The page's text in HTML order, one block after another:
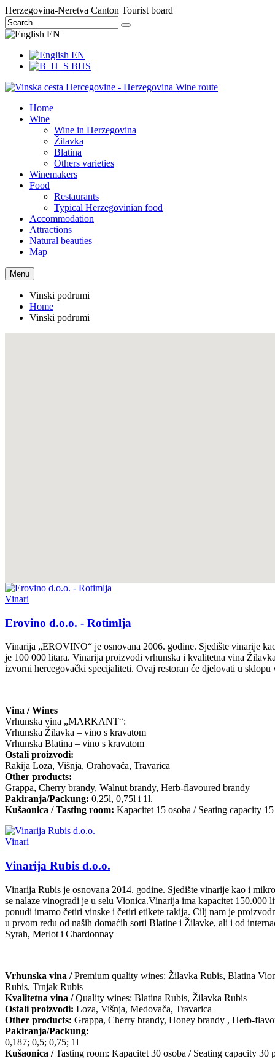
Herzegovina-Neretva Canton Tourist board
EN
EN
BHS
Home
Wine
Wine in Herzegovina
Žilavka
Blatina
Others varieties
Winemakers
Food
Restaurants
Typical Herzegovinian food
Accommodation
Attractions
Natural beauties
Map
Menu
Vinski podrumi
Home
Vinski podrumi
Vinari
Erovino d.o.o. - Rotimlja
Vinarija „EROVINO“ je osnovana 2006. godine. Sjedište vinarije
je 100 000 litara. Vinarija proizvodi vrhunska i kvalitetna vina
izvorni hercegovački specijaliteti. Ovaj restoran će djelovati u
Vina / Wines
Vrhunska vina „MARKANT“:
Vrhunska Žilavka – vino s kravatom
Vrhunska Blatina – vino s kravatom
Ostali proizvodi:
Rakija Loza, Višnja, Orahovača, Travarica
Other products:
Grappa, Cherry brandy, Walnut brandy, Herb-flavoured brandy
Pakiranja/Packung: 0,25l, 0,75l i 1l.
Kušaonica / Tasting room: Kapacitet 15 osoba / Seating capacity
Vinari
Vinarija Rubis d.o.o.
Vinarija Rubis je osnovana 2014. godine. Sjedište vinarije kao i
se nalaze vinogradi je u selu Vionica.Vinarija ima kapacitet 150.000
ponudi imamo četiri vinske i četiri etikete rakija. Cilj nam je
u prvom redu od naših domaćih sorti Blatine i Žilavke, ali i od
Syrah, Merlot i Chardonnay
Vrhunska vina /Premium quality wines: Žilavka Rubis, Blatina
Rubis, Trnjak Rubis
Kvalitetna vina /Quality wines: Blatina Rubis, Žilavka Rubis
Ostali proizvodi: Loza, Višnja, Medovača, Travarica
Other products: Grappa, Cherry brandy, Honey brandy , Herb-
Pakiranja/Packung:
0,187; 0,5; 0,75; 1l
Kušaonica /Tasting room: Kapacitet 30 osoba / Seating capacity 30